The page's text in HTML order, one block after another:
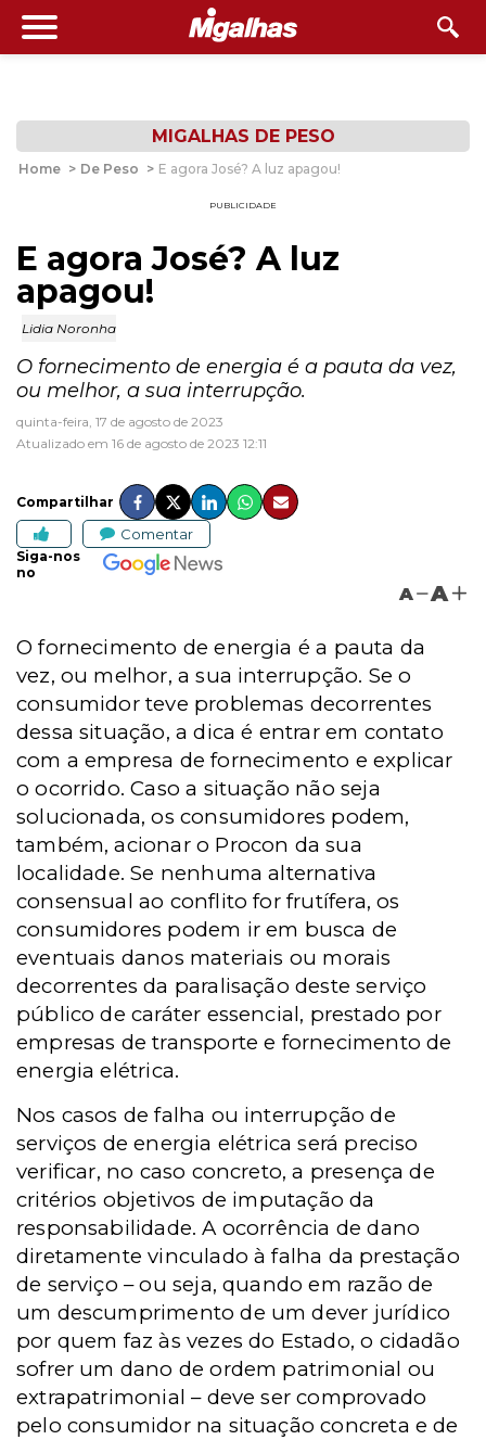
MIGALHAS DE PESO
Home > De Peso > E agora José? A luz apagou!
PUBLICIDADE
E agora José? A luz
apagou!
Lidia Noronha
O fornecimento de energia é a pauta da vez,
ou melhor, a sua interrupção.
quinta-feira, 17 de agosto de 2023
Atualizado em 16 de agosto de 2023 12:11
Compartilhar
Comentar
Siga-nos
no
A A
O fornecimento de energia é a pauta da
vez, ou melhor, a sua interrupção. Se o
consumidor teve problemas decorrentes
dessa situação, a dica é entrar em contato
com a empresa de fornecimento e explicar
o ocorrido. Caso a situação não seja
solucionada, os consumidores podem,
também, acionar o Procon da sua
localidade. Se nenhuma alternativa
consensual ao conflito for frutífera, os
consumidores podem ir em busca de
eventuais danos materiais ou morais
decorrentes da paralisação deste serviço
público de caráter essencial, prestado por
empresas de transporte e fornecimento de
energia elétrica.
Nos casos de falha ou interrupção de
serviços de energia elétrica será preciso
verificar, no caso concreto, a presença de
critérios objetivos de imputação da
responsabilidade. A ocorrência de dano
diretamente vinculado à falha da prestação
de serviço – ou seja, quando em razão de
um descumprimento de um dever jurídico
por quem faz às vezes do Estado, o cidadão
sofrer um dano de ordem patrimonial ou
extrapatrimonial – deve ser comprovado
pelo consumidor na situação concreta e de